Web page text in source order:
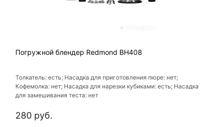
Погружной блендер Redmond BH408
Толкатель: есть; Насадка для приготовления пюре: нет;
Кофемолка: нет; Насадка для нарезки кубиками: есть; Насадка
для замешивания теста: нет
280 руб.